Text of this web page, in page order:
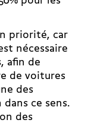
priorité, car
nécessaire
afin de
de voitures
des
ce sens.
des